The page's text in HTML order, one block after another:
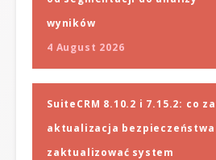
wyników
4 August 2026
SuiteCRM 8.10.2 i 7.15.2: co
aktualizacja
zaktualizować system